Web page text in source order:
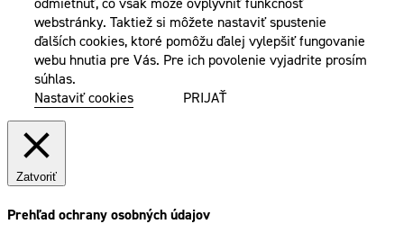
webstránky. Taktiež si môžete nastaviť spustenie
ďalších cookies, ktoré pomôžu ďalej vylepšiť fungovanie
webu hnutia pre Vás. Pre ich povolenie vyjadrite prosím
súhlas.
Nastaviť cookies
PRIJAŤ
Zatvoriť
Prehľad ochrany osobných údajov